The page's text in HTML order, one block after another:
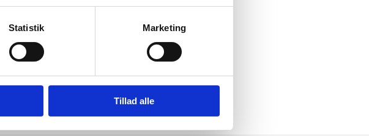
Statistik Marketing
Tillad alle